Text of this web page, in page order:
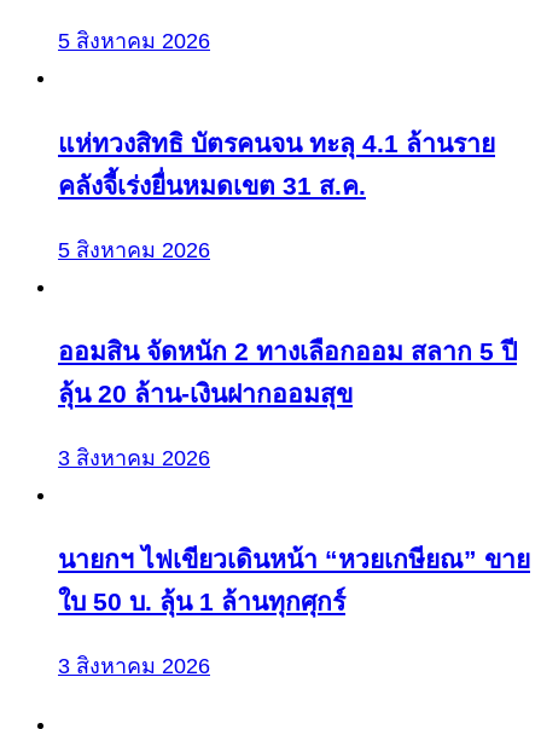
5 สิงหาคม 2026
แห่ทวงสิทธิ บัตรคนจน ทะลุ 4.1 ล้านราย
คลังจี้เร่งยื่นหมดเขต 31 ส.ค.
5 สิงหาคม 2026
ออมสิน จัดหนัก 2 ทางเลือกออม สลาก 5 ปี
ลุ้น 20 ล้าน-เงินฝากออมสุข
3 สิงหาคม 2026
นายกฯ ไฟเขียวเดินหน้า “หวยเกษียณ” ขาย
ใบ 50 บ. ลุ้น 1 ล้านทุกศุกร์
3 สิงหาคม 2026